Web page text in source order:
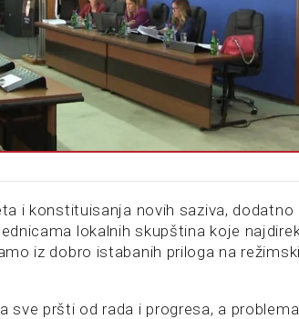
i konstituisanja novih saziva, dodatno
lokalnih skupština koje
iz dobro istabanih priloga na
sve pršti od rada i progresa, a problema